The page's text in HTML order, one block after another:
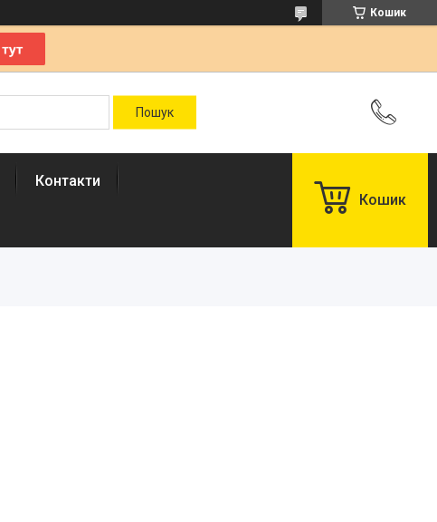
Кошик
Контакти
Кошик